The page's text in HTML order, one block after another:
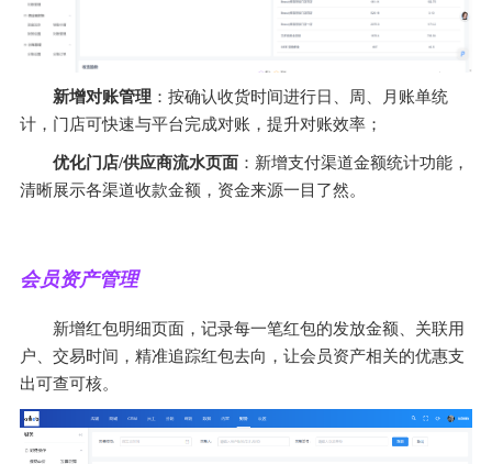
新增对账管理 ：按确认收货时间进行日、周、月账单统
计，门店可快速与平台完成对账，提升对账效率；
优化门店/供应商流水页面 ：新增支付渠道金额统计功能，
清晰展示各渠道收款金额，资金来源一目了然。
会员资产管理
新增红包明细页面，记录每一笔红包的发放金额、关联用
户、交易时间，精准追踪红包去向，让会员资产相关的优惠支
出可查可核。